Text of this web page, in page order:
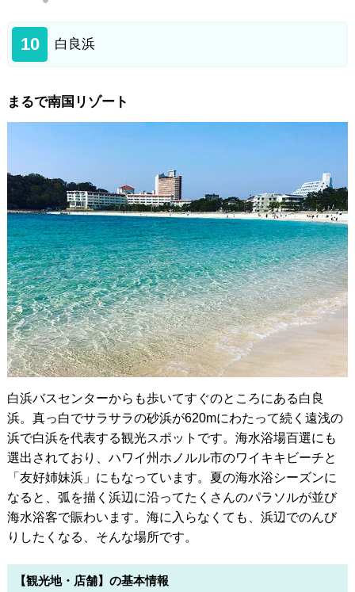
10 白良浜
まるで南国リゾート
白浜バスセンターからも歩いてすぐのところにある白良
浜。真っ白でサラサラの砂浜が620mにわたって続く遠浅の
浜で白浜を代表する観光スポットです。海水浴場百選にも
選出されており、ハワイ州ホノルル市のワイキキビーチと
「友好姉妹浜」にもなっています。夏の海水浴シーズンに
なると、弧を描く浜辺に沿ってたくさんのパラソルが並び
海水浴客で賑わいます。海に入らなくても、浜辺でのんび
りしたくなる、そんな場所です。
【観光地・店舗】の基本情報